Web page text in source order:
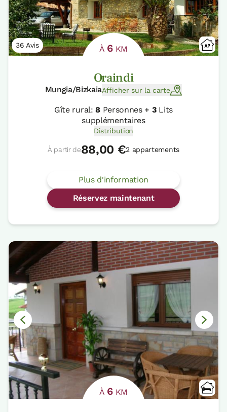
36 Avis À 6 KM
Oraindi
Mungia/BizkaiaAfficher sur la carte
Gîte rural:8Personnes + 3Lits
supplémentaires
Distribution
À partir de88,00 €2 appartements
Plus d'information
Réservez maintenant
À 6 KM